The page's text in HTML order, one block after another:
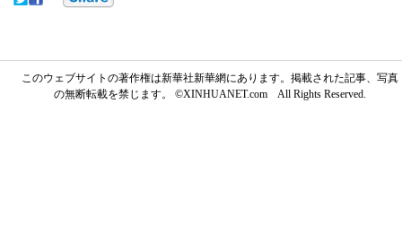
このウェブサイトの著作権は新華社新華網にあります。掲載された記事、写真
の無断転載を禁じます。 ©XINHUANET.com All Rights Reserved.